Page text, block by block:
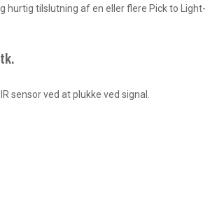
hurtig tilslutning af en eller flere Pick to Light-
sensor ved at plukke ved signal.